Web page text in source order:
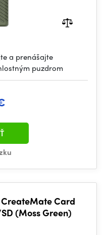
a prenášajte
puzdrom
CreateMate Card
(Moss Green)